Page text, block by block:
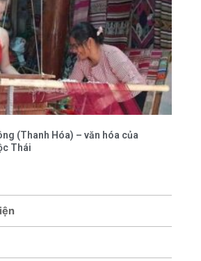
(Thanh Hóa) – văn hóa của
Thái